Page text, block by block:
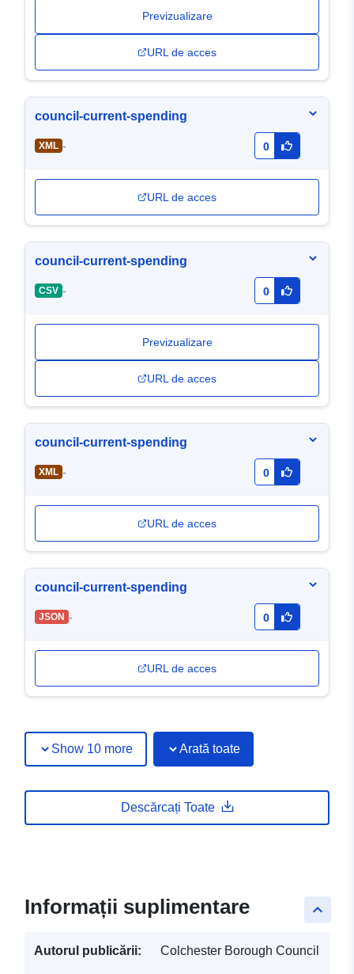
Previzualizare
URL de acces
council-current-spending
XML - 0
URL de acces
council-current-spending
CSV - 0
Previzualizare
URL de acces
council-current-spending
XML - 0
URL de acces
council-current-spending
JSON - 0
URL de acces
Show 10 more Arată toate
Descărcați Toate
keyboard_arrow_up
Informații suplimentare
Autorul publicării: Colchester Borough Council